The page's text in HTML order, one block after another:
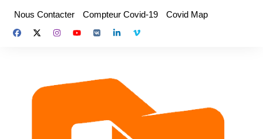
contenu
Nous Contacter Compteur Covid-19 Covid Map